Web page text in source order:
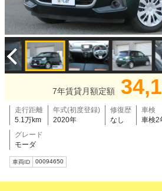
7年賃貸月額定額
走行距離
5.1万km
年式(初度登録)
2020年
修復歴
なし
車検
車検2
グレード
モーダ
車両ID 00094650